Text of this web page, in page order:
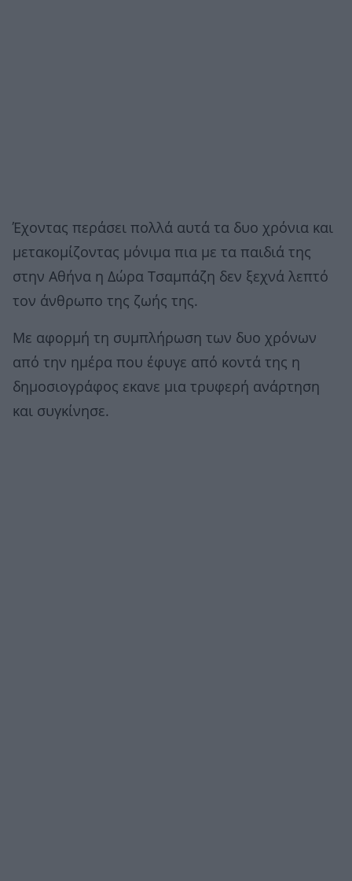
Έχοντας περάσει πολλά αυτά τα δυο χρόνια και
μετακομίζοντας μόνιμα πια με τα παιδιά της
στην Αθήνα η Δώρα Τσαμπάζη δεν ξεχνά λεπτό
τον άνθρωπο της ζωής της.
Με αφορμή τη συμπλήρωση των δυο χρόνων
από την ημέρα που έφυγε από κοντά της η
δημοσιογράφος εκανε μια τρυφερή ανάρτηση
και συγκίνησε.